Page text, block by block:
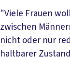
"Viele Frauen
zwischen
nicht oder nur
haltbarer